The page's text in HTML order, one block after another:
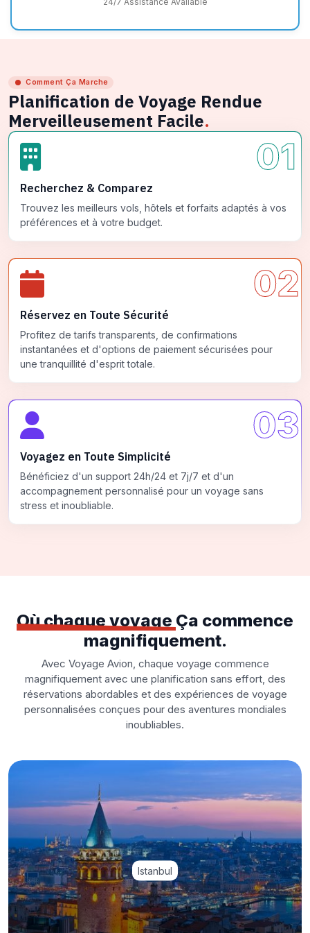
Comment Ça Marche
Planification de Voyage Rendue
Merveilleusement Facile.
01
Recherchez & Comparez
Trouvez les meilleurs vols, hôtels et forfaits adaptés à vos
préférences et à votre budget.
02
Réservez en Toute Sécurité
Profitez de tarifs transparents, de confirmations
instantanées et d'options de paiement sécurisées pour
une tranquillité d'esprit totale.
03
Voyagez en Toute Simplicité
Bénéficiez d'un support 24h/24 et 7j/7 et d'un
accompagnement personnalisé pour un voyage sans
stress et inoubliable.
Où chaque voyage Ça commence
magnifiquement.
Avec Voyage Avion, chaque voyage commence
magnifiquement avec une planification sans effort, des
réservations abordables et des expériences de voyage
personnalisées conçues pour des aventures mondiales
inoubliables.
Istanbul